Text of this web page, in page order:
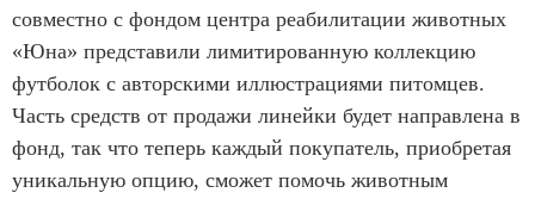
совместно с фондом центра реабилитации животных
«Юна» представили лимитированную коллекцию
футболок с авторскими иллюстрациями питомцев.
Часть средств от продажи линейки будет направлена в
фонд, так что теперь каждый покупатель, приобретая
уникальную опцию, сможет помочь животным